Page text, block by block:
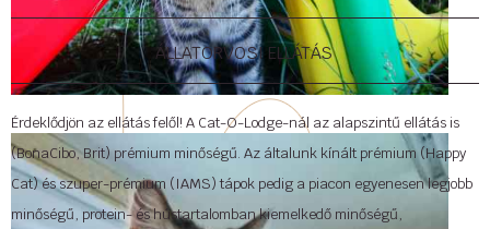
ÁLLATORVOSI ELLÁTÁS
Érdeklődjön az ellátás felől! A Cat-O-Lodge-nál az alapszintű ellátás is
(BonaCibo, Brit) prémium minőségű. Az általunk kínált prémium (Happy
Cat) és szuper-prémium (IAMS) tápok pedig a piacon egyenesen legjobb
minőségű, protein- és hústartalomban kiemelkedő minőségű,